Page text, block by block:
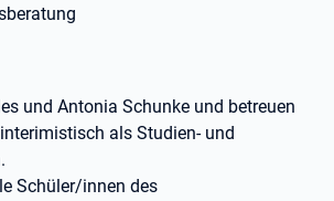
und Antonia Schunke und betreuen
als Studien- und
Schüler/innen des